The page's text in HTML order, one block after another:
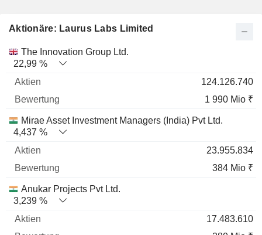
Aktionäre: Laurus Labs Limited
Name Aktien % Bewertung
The Innovation Group Ltd.
22,99 %
124.126.740
1 990 Mio ₹
Mirae Asset Investment Managers (India) Pvt Ltd.
4,437 %
23.955.834
384 Mio ₹
Anukar Projects Pvt Ltd.
3,239 %
17.483.610